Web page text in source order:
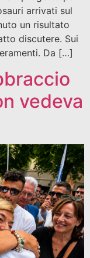
arrivati sul
un risultato
discutere. Sui
Da […]
vedeva